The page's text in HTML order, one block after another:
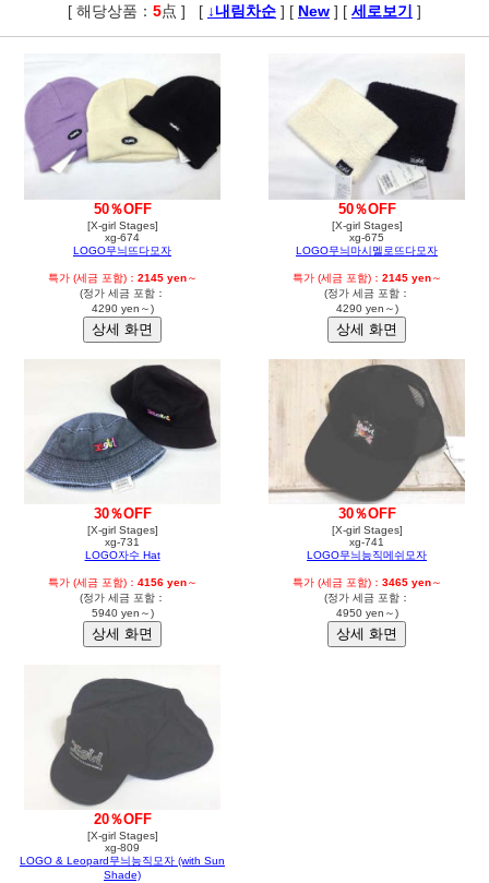
[ 해당상품： 5点 ] [ ↓내림차순 ] [ New ] [ 세로보기 ]
50％OFF
[X-girl Stages]
xg-674
LOGO무늬뜨다모자
특가 (세금 포함)： 2145 yen～
(정가 세금 포함：
4290 yen～)
50％OFF
[X-girl Stages]
xg-675
LOGO무늬마시멜로뜨다모자
특가 (세금 포함)： 2145 yen～
(정가 세금 포함：
4290 yen～)
30％OFF
[X-girl Stages]
xg-731
LOGO자수 Hat
특가 (세금 포함)： 4156 yen～
(정가 세금 포함：
5940 yen～)
30％OFF
[X-girl Stages]
xg-741
LOGO무늬능직메쉬모자
특가 (세금 포함)： 3465 yen～
(정가 세금 포함：
4950 yen～)
20％OFF
[X-girl Stages]
xg-809
LOGO & Leopard무늬능직모자 (with Sun
Shade)